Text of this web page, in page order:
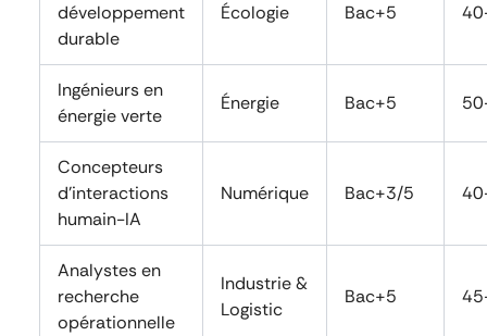
développement
durable
Écologie Bac+5
Ingénieurs en
énergie verte
Énergie Bac+5
Concepteurs
d’interactions
humain-IA
Numérique Bac+3/5
Analystes en
recherche
opérationnelle
Industrie &
Logistic
Bac+5